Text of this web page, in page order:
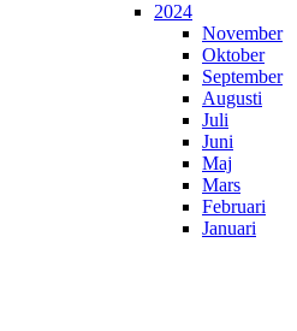
2024
November
Oktober
September
Augusti
Juli
Juni
Maj
Mars
Februari
Januari